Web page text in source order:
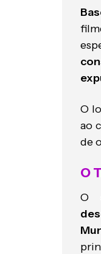
O
ao
de
O
O